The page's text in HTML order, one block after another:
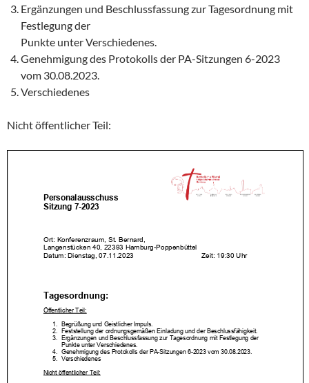
Ergänzungen und Beschlussfassung zur Tagesordnung mit
Festlegung der
Punkte unter Verschiedenes.
Genehmigung des Protokolls der PA-Sitzungen 6-2023
vom 30.08.2023.
Verschiedenes
Nicht öffentlicher Teil: